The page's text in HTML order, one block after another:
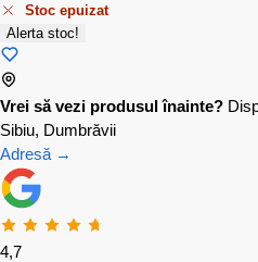
Stoc epuizat
Alerta stoc!
Vrei să vezi produsul înainte?
Sibiu, Dumbrăvii
Adresă →
4,7